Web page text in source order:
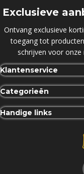
Exclusieve
Ontvang exclusieve
toegang tot
schrijven voor onze
Klantenservice
Categorieën
Handige links